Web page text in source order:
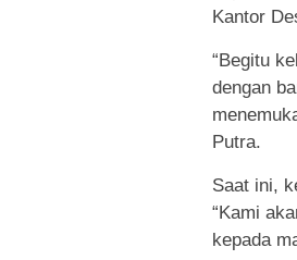
Kantor
“Begitu
dengan
Putra.
Saat ini,
“Kami
kepada